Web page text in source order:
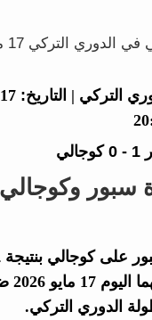
التركي | التاريخ: 17 مايو 2026 |
1 - 0 كوجالي
سبور
علىكوجالي بنتيجة
مباراة
الدوري التركي.